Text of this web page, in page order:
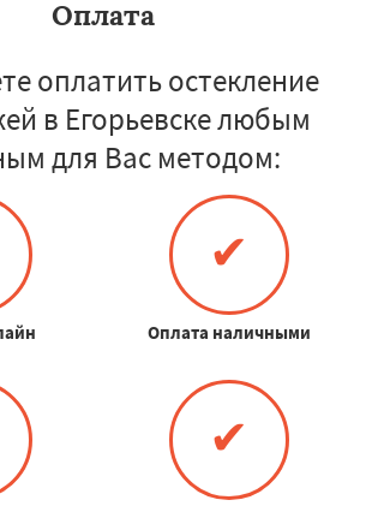
Оплата
оплатить остекление
в Егорьевске любым
для Вас методом:
✔
Оплата наличными
✔